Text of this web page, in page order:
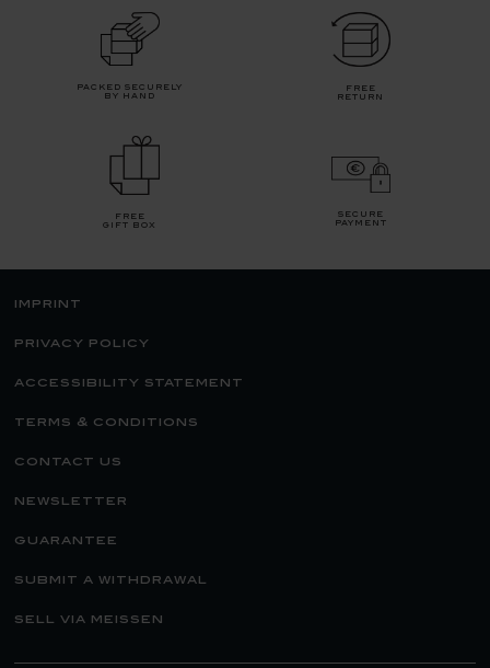
packed securely
by hand
free
return
free
gift box
secure
payment
imprint
privacy policy
accessibility statement
terms & conditions
contact us
newsletter
guarantee
submit a withdrawal
sell via meissen